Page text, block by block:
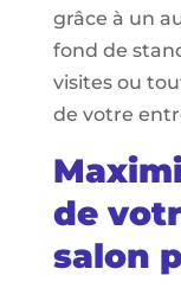
grâce à un
fond de
visites ou
de votre
de
salon